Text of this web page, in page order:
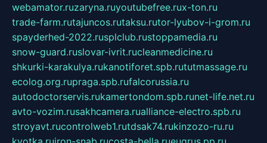
webamator.ruzaryna.ruyoutubefree.rux-ton.ru
trade-farm.rutajuncos.rutaksu.rutor-lyubov-i-grom.ru
spayderhed-2022.rusplclub.rustoppamedia.ru
snow-guard.ruslovar-ivrit.rucleanmedicine.ru
shkurki-karakulya.rukanotiforet.spb.rututmassage.ru
ecolog.org.rupraga.spb.rufalcorussia.ru
autodoctorservis.rukamertondom.spb.runet-life.net.ru
avto-vozim.rusakhcamera.rualliance-electro.spb.ru
stroyavt.rucontrolweb1.rutdsak74.rukinzozo-ru.ru